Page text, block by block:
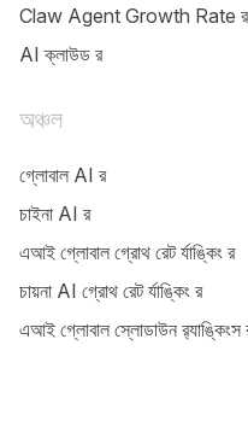
Claw Agent Growth Rate র‌‍‍‍‍‍‍‍‍‍‍‍‍‍‍‍‍‍‍‍‍‍‍‍‍‍‍‍‍‍‍‍‍‍‍‍‍‍‍‍‍‍‍‍‍‍‍‍‍‍‍‍‍‍‍‍‍‍‍‍‍‍‍‍‍‍‍‍‍‍‍‍‍‍‍‍‍‍‍‍‍‍‍‍‍‍‍‍‍‍‍‍‍‍‍‍‍‍‍‍‍‍‍‍‍‍‍‍‍‍‍‍‍‍‍‍‍‍‍‍‍‍‍‍‍‍‍‍‍‍‍‍‍‍‍‍‍‍‍‍‍‍‍‍‍‍‍‍‍‍‍‍‍‍‍‍‍‍‍‍‍‍‍‍‍‍‍‍‍‍‍‍‍‍‍‍‍‍‍‍‍‍‍‍‍‍‍‍‍‍‍‍‍‍‍‍‍‍‍‍‍‍‍‍‍‍‍‍‍‍‍‍‍‍‍‍‍‍‍‍‍‍‍‍‍‍‍‍‍‍‍‍‍‍‍‍‍‍‍‍‍‍‍‍‍‍‍‍‍‍‍‍‍‍‍‍‍‍‍‍‍‍‍‍‍‍‍‍‍‍‍‍‍‍‍‍‍‍‍‍‍‍‍‍‍‍‍‍‍‍‍‍‍‍‍‍‍‍‍‍‍‍‍‍‍‍‍‍‍‍‍‍‍‍‍‍‍‍‍‍‍‍‍‍‍‍‍‍‍‍‍‍‍‍‍‍‍‍‍‍‍‍‍‍‍‍‍‍‍‍‍‍‍‍‍‍‍‍‍‍‍‍‍‍‍‍‍‍‍‍‍‍‍‍‍‍‍‍‍‍‍‍‍‍‍‍‍‍‍‍‍‍‍‍‍‍‍‍‍‍‍‍‍‍‍‍‍‍‍‍‍‍‍‍‍‍‍‍‍‍‍‍‍‍‍‍‍‍‍‍‍‍‍‍‍‍‍‍‍‍‍‍‍‍‍‍‍‍‍‍‍‍‍‍‍‍‍‍‍‍‍‍‍‍‍‍‍‍‍‍‍‍‍‍‍‍‍‍‍‍‍‍‍‍‍‍‍‍‍‍‍‍‍‍‍‍‍‍‍‍‍‍‍‍‍‍‍‍‍‍‍‍‍‍‍‍‍‍‍‍‍‍‍‍‍‍‍‍‍‍‍‍‍‍‍‍‍‍‍‍‍‍‍‍‍‍‍‍‍‍‍‍‍‍‍‍‍‍‍‍‍‍‍‍‍‍‍‍‍‍‍‍‍‍‍‍‍‍‍‍‍‍‍‍‍‍‍‍‍‍‍‍‍‍‍‍‍‍‍‍‍‍‍‍‍‍‍‍‍‍‍‍‍‍‍‍‍‍‍‍‍‍‍‍‍‍‍‍‍‍‍‍‍‍‍‍‍‍‍‍‍‍‍‍‍‍‍‍‍‍‍‍‍‍‍‍‍‍‍‍‍‍‍‍‍‍‍‍‍‍‍‍‍‍‍‍‍‍‍‍‍‍‍‍‍‍‍‍‍‍‍‍‍‍‍‍‍‍‍‍‍‍‍‍‍‍‍‍‍‍‍‍‍‍‍‍‍‍‍‍‍‍‍‍‍‍‍‍‍‍‍‍‍‍‍‍‍‍‍‍‍‍‍‍‍‍‍‍‍‍‍‍‍‍‍‍‍‍‍‍‍‍‍‍‍‍‍‍‍‍‍‍‍‍‍‍‍‍‍‍‍‍‍‍‍‍‍‍‍‍‍‍‍‍‍‍‍‍‍‍‍‍‍‍‍‍‍‍‍‍‍‍‍‍‍‍‍‍‍‍‍‍‍‍‍‍‍‍‍‍‍‍‍‍‍‍‍‍‍‍‍‍‍‍‍‍‍‍‍‍‍‍‍‍‍‍‍‍‍‍‍‍‍‍‍‍‍‍‍‍‍‍‍‍‍‍‍‍‍‍‍‍‍‍‍‍‍‍‍‍‍‍‍‍‍‍‍‍‍‍‍‍‍‍‍‍‍‍‍‍‍‍‍‍‍‍‍‍‍‍‍‍‍‍‍‍‍‍‍‍‍‍‍‍‍‍‍‍‍‍‍‍‍‍‍‍‍‍‍‍‍‍‍‍‍‍‍‍‍‍‍‍‍‍‍‍‍‍‍‍‍‍‍‍‍‍‍‍‍‍‍‍‍‍‍‍‍‍‍‍‍‍‍‍‍‍‍‍‍‍‍‍‍‍‍‍‍‍‍‍‍‍‍‍‍‍‍‍‍‍‍‍‍‍‍‍‍‍‍‍‍‍‍‍‍‍‍‍‍‍‍‍‍‍‍‍‍‍‍‍‍‍‍‍‍‍‍‍‍‍‍‍‍‍‍‍‍‍‍‍‍‍‍‍‍‍‍‍‍‍‍‍‍‍‍‍‍‍‍‍‍‍‍‍‍‍‍‍‍‍‍‍‍‍‍‍‍‍‍‍‍‍‍‍‍‍‍‍‍‍‍‍‍‍‍‍‍‍‍‍‍‍‍‍‍‍‍‍‍‍‍‍‍‍‍‍‍‍‍‍‍‍‍‍‍‍‍‍‍‍‍‍‍‍‍‍‍‍‍‍‍‍‍‍‍‍‍‍‍‍‍‍‍‍‍‍‍‍‍‍‍‍‍‍‍‍‍‍‍‍‍‍‍‍‍‍‍‍‍‍‍‍‍‍‍‍‍‍‍‍‍‍‍‍‍‍‍‍‍‍‍‍‍‍‍‍‍‍‍‍‍‍‍‍‍‍‍‍‍‍‍‍‍‍‍‍‍‍‍‍‍‍‍‍‍‍‍‍‍‍‍‍‍‍‍‍‍‍‍‍‍‍‍‍‍‍‍‍‍‍‍‍‍‍‍‍‍‍‍‍‍‍‍‍‍‍‍‍‍‍‍‍‍‍‍‍‍‍‍‍‍‍‍‍‍‍‍‍‍‍‍‍‍‍‍‍‍‍‍‍‍‍‍‍‍‍‍‍‍‍‍‍‍‍‍‍‍‍‍‍‍‍‍‍‍‍‍‍‍‍‍‍‍‍‍‍‍‍‍‍‍‍‍‍‍‍‍‍‍‍‍‍‍‍‍‍‍‍‍‍‍‍‍‍‍‍‍‍‍‍‍‍‍‍‍‍‍‍‍‍‍‍‍‍‍‍‍‍‍‍‍‍‍‍‍‍‍‍‍‍‍‍‍‍‍‍‍‍‍‍‍‍‍‍‍‍‍‍‍‍‍‍‍‍‍‍‍‍‍‍‍‍‍‍‍‍‍‍‍‍‍‍‍‍‍‍‍‍‍‍‍‍‍‍‍‍‍‍‍‍‍‍‍‍‍‍‍‍‍‍‍‍‍‍‍‍‍‍‍‍‍‍‍‍‍‍‍‍‍‍‍‍‍‍‍‍‍‍‍‍‍‍‍‍‍‍‍‍‍‍‍‍‍‍‍‍‍‍‍‍‍‍‍‍‍‍‍‍‍‍‍‍‍‍‍‍‍‍‍‍‍‍‍‍‍‍‍‍‍‍‍‍‍‍‍‍‍‍‍‍‍‍‍‍‍‍‍‍‍‍‍‍‍‍‍‍‍‍‍‍‍‍‍‍‍‍‍‍‍‍‍‍‍‍‍‍‍‍‍‍‍‍‍‍‍‍‍‍‍‍‍‍‍‍‍‍‍‍‍‍‍‍‍‍‍‍‍‍‍‍‍‍‍‍‍‍‍‍‍‍‍‍‍‍‍‍‍‍‍‍‍‍‍‍‍‍‍‍‍‍‍‍‍‍‍‍‍‍‍‍‍‍‍‍‍‍‍‍‍‍‍‍‍‍‍‍‍‍‍‍‍‍‍‍‍‍‍‍‍‍‍‍‍‍‍‍‍‍‍‍‍‍‍‍‍‍‍‍‍‍‍‍‍‍‍‍‍‍‍‍‍‍‍‍‍‍‍‍‍‍‍‍‍‍‍‍‍‍‍‍‍‍‍‍‍‍‍‍‍‍‍‍‍‍‍‍‍‍‍‍‍‍‍‍‍‍‍‍‍‍‍‍‍‍‍‍‍‍‍‍‍‍‍‍‍‍‍‍‍‍‍‍‍‍‍‍‍‍‍‍‍‍‍‍‍‍‍‍‍‍‍‍‍‍‍‍‍‍‍‍‍‍‍‍‍‍‍‍‍‍‍‍‍‍‍‍‍‍‍‍‍‍‍‍‍‍‍‍‍‍‍‍‍‍‍‍‍‍‍‍‍‍‍‍‍‍‍‍‍‍‍‍‍‍‍‍‍‍‍‍‍‍‍‍‍‍‍‍‍‍‍‍‍‍‍‍‍‍‍‍‍‍‍‍‍‍‍‍‍‍‍‍‍‍‍‍‍‍‍‍‍‍‍‍‍‍‍‍‍‍‍‍‍‍‍‍‍‍‍‍‍‍‍‍‍‍‍‍‍
AI ক্লাউড র‌‍‍‍‍‍‍‍‍‍‍‍‍‍‍‍‍‍‍‍‍‍‍‍‍‍‍‍‍‍‍‍‍‍‍‍‍‍‍‍‍‍‍‍‍‍‍‍‍‍‍‍‍‍‍‍‍‍‍‍‍‍‍‍‍‍‍‍‍‍‍‍‍‍‍‍‍‍‍‍‍‍‍‍‍‍‍‍‍‍‍‍‍‍‍‍‍‍‍‍‍‍‍‍‍‍‍‍‍‍‍‍‍‍‍‍‍‍‍‍‍‍‍‍‍‍‍‍‍‍‍‍‍‍‍‍‍‍‍‍‍‍‍‍‍‍‍‍‍‍‍‍‍‍‍‍‍‍‍‍‍‍‍‍‍‍‍‍‍‍‍‍‍‍‍‍‍‍‍‍‍‍‍‍‍‍‍‍‍‍‍‍‍‍‍‍‍‍‍‍‍‍‍‍‍‍‍‍‍‍‍‍‍‍‍‍‍‍‍‍‍‍‍‍‍‍‍‍‍‍‍‍‍‍‍‍‍‍‍‍‍‍‍‍‍‍‍‍‍‍‍‍‍‍‍‍‍‍‍‍‍‍‍‍‍‍‍‍‍‍‍‍‍‍‍‍‍‍‍‍‍‍‍‍‍‍‍‍‍‍‍‍‍‍‍‍‍‍‍‍‍‍‍‍‍‍‍‍‍‍‍‍‍‍‍‍‍‍‍‍‍‍‍‍‍‍‍‍‍‍‍‍‍‍‍‍‍‍‍‍‍‍‍‍‍‍‍‍‍‍‍‍‍‍‍‍‍‍‍‍‍‍‍‍‍‍‍‍‍‍‍‍‍‍‍‍‍‍‍‍‍‍‍‍‍‍‍‍‍‍‍‍‍‍‍‍‍‍‍‍‍‍‍‍‍‍‍‍‍‍‍‍‍‍‍‍‍‍‍‍‍‍‍‍‍‍‍‍‍‍‍‍‍‍‍‍‍‍‍‍‍‍‍‍‍‍‍‍‍‍‍‍‍‍‍‍‍‍‍‍‍‍‍‍‍‍‍‍‍‍‍‍‍‍‍‍‍‍‍‍‍‍‍‍‍‍‍‍‍‍‍‍‍‍‍‍‍‍‍‍‍‍‍‍‍‍‍‍‍‍‍‍‍‍‍‍‍‍‍‍‍‍‍‍‍‍‍‍‍‍‍‍‍‍‍‍‍‍‍‍‍‍‍‍‍‍‍‍‍‍‍‍‍‍‍‍‍‍‍‍‍‍‍‍‍‍‍‍‍‍‍‍‍‍‍‍‍‍‍‍‍‍‍‍‍‍‍‍‍‍‍‍‍‍‍‍‍‍‍‍‍‍‍‍‍‍‍‍‍‍‍‍‍‍‍‍‍‍‍‍‍‍‍‍‍‍‍‍‍‍‍‍‍‍‍‍‍‍‍‍‍‍‍‍‍‍‍‍‍‍‍‍‍‍‍‍‍‍‍‍‍‍‍‍‍‍‍‍‍‍‍‍‍‍‍‍‍‍‍‍‍‍‍‍‍‍‍‍‍‍‍‍‍‍‍‍‍‍‍‍‍‍‍‍‍‍‍‍‍‍‍‍‍‍‍‍‍‍‍‍‍‍‍‍‍‍‍‍‍‍‍‍‍‍‍‍‍‍‍‍‍‍‍‍‍‍‍‍‍‍‍‍‍‍‍‍‍‍‍‍‍‍‍‍‍‍‍‍‍‍‍‍‍‍‍‍‍‍‍‍‍‍‍‍‍‍‍‍‍‍‍‍‍‍‍‍‍‍‍‍‍‍‍‍‍‍‍‍‍‍‍‍‍‍‍‍‍‍‍‍‍‍‍‍‍‍‍‍‍‍‍‍‍‍‍‍‍‍‍‍‍‍‍‍‍‍‍‍‍‍‍‍‍‍‍‍‍‍‍‍‍‍‍‍‍‍‍‍‍‍‍‍‍‍‍‍‍‍‍‍‍‍‍‍‍‍‍‍‍‍‍‍‍‍‍‍‍‍‍‍‍‍‍‍‍‍‍‍‍‍‍‍‍‍‍‍‍‍‍‍‍‍‍‍‍‍‍‍‍‍‍‍‍‍‍‍‍‍‍‍‍‍‍‍‍‍‍‍‍‍‍‍‍‍‍‍‍‍‍‍‍‍‍‍‍‍‍‍‍‍‍‍‍‍‍‍‍‍‍‍‍‍‍‍‍‍‍‍‍‍‍‍‍‍‍‍‍‍‍‍‍‍‍‍‍‍‍‍‍‍‍‍‍‍‍‍‍‍‍‍‍‍‍‍‍‍‍‍‍‍‍‍‍‍‍‍‍‍‍‍‍‍‍‍‍‍‍‍‍‍‍‍‍‍‍‍‍‍‍‍‍‍‍‍‍‍‍‍‍‍‍‍‍‍‍‍‍‍‍‍‍‍‍‍‍‍‍‍‍‍‍‍‍‍‍‍‍‍‍‍‍‍‍‍‍‍‍‍‍‍‍‍‍‍‍‍‍‍‍‍‍‍‍‍‍‍‍‍‍‍‍‍‍‍‍‍‍‍‍‍‍‍‍‍‍‍‍‍‍‍‍‍‍‍‍‍‍‍‍‍‍‍‍‍‍‍‍‍‍‍‍‍‍‍‍‍‍‍‍‍‍‍‍‍‍‍‍‍‍‍‍‍‍‍‍‍‍‍‍‍‍‍‍‍‍‍‍‍‍‍‍‍‍‍‍‍‍‍‍‍‍‍‍‍‍‍‍‍‍‍‍‍‍‍‍‍‍‍‍‍‍‍‍‍‍‍‍‍‍‍‍‍‍‍‍‍‍‍‍‍‍‍‍‍‍‍‍‍‍‍‍‍‍‍‍‍‍‍‍‍‍‍‍‍‍‍‍‍‍‍‍‍‍‍‍‍‍‍‍‍‍‍‍‍‍‍‍‍‍‍‍‍‍‍‍‍‍‍‍‍‍‍‍‍‍‍‍‍‍‍‍‍‍‍‍‍‍‍‍‍‍‍‍‍‍‍‍‍‍‍‍‍‍‍‍‍‍‍‍‍‍‍‍‍‍‍‍‍‍‍‍‍‍‍‍‍‍‍‍‍‍‍‍‍‍‍‍‍‍‍‍‍‍‍‍‍‍‍‍‍‍‍‍‍‍‍‍‍‍‍‍‍‍‍‍‍‍‍‍‍‍‍‍‍‍‍‍‍‍‍‍‍‍‍‍‍‍‍‍‍‍‍‍‍‍‍‍‍‍‍‍‍‍‍‍‍‍‍‍‍‍‍‍‍‍‍‍‍‍‍‍‍‍‍‍‍‍‍‍‍‍‍‍‍‍‍‍‍‍‍‍‍‍‍‍‍‍‍‍‍‍‍‍‍‍‍‍‍‍‍‍‍‍‍‍‍‍‍‍‍‍‍‍‍‍‍‍‍‍‍‍‍‍‍‍‍‍‍‍‍‍‍‍‍‍‍‍‍‍‍‍‍‍‍‍‍‍‍‍‍‍‍‍‍‍‍‍‍‍‍‍‍‍‍‍‍‍‍‍‍‍‍‍‍‍‍‍‍‍‍‍‍‍‍‍‍‍‍‍‍‍‍‍‍‍‍‍‍‍‍‍‍‍‍‍‍‍‍‍‍‍‍‍‍‍‍‍‍‍‍‍‍‍‍‍‍‍‍‍‍‍‍‍‍‍‍‍‍‍‍‍‍‍‍‍‍‍‍‍‍‍‍‍‍‍‍‍‍‍‍‍‍‍‍‍‍‍‍‍‍‍‍‍‍‍‍‍‍‍‍‍‍‍‍‍‍‍‍‍‍‍‍‍‍‍‍‍‍‍‍‍‍‍‍‍‍‍‍‍‍‍‍‍‍‍‍‍‍‍‍‍‍‍‍‍‍‍‍‍‍‍‍‍‍‍‍‍‍‍‍‍‍‍‍‍‍‍‍‍‍‍‍‍‍‍‍‍‍‍‍‍‍‍‍‍‍‍‍‍‍‍‍‍‍‍‍‍‍‍‍‍‍‍‍‍‍‍‍‍‍‍‍‍‍‍‍‍‍‍‍‍‍‍‍‍‍‍‍‍‍‍‍‍‍‍‍‍‍‍‍‍‍‍‍‍‍‍‍‍‍‍‍‍‍‍‍‍‍‍‍‍‍‍‍‍‍‍‍‍‍‍‍‍‍‍‍‍‍‍‍‍‍‍‍‍‍‍‍‍‍‍‍‍‍‍‍‍‍‍‍‍‍‍‍‍‍‍‍‍‍‍‍‍‍‍‍‍‍‍‍‍‍‍‍‍‍‍‍‍‍‍‍‍‍‍‍‍‍‍‍‍‍‍‍‍‍‍‍‍‍‍‍‍‍‍‍‍‍‍‍‍‍‍‍‍‍‍‍‍‍‍‍‍‍‍‍‍‍‍‍‍‍‍‍‍‍‍‍‍‍‍‍‍‍‍‍‍‍‍‍‍‍‍‍‍‍‍‍‍
অঞ্চল
গ্লোবাল AI র‌‍‍‍‍‍‍‍‍‍‍‍‍‍‍‍‍‍‍‍‍‍‍‍‍‍‍‍‍‍‍‍‍‍‍‍‍‍‍‍‍‍‍‍‍‍‍‍‍‍‍‍‍‍‍‍‍‍‍‍‍‍‍‍‍‍‍‍‍‍‍‍‍‍‍‍‍‍‍‍‍‍‍‍‍‍‍‍‍‍‍‍‍‍‍‍‍‍‍‍‍‍‍‍‍‍‍‍‍‍‍‍‍‍‍‍‍‍‍‍‍‍‍‍‍‍‍‍‍‍‍‍‍‍‍‍‍‍‍‍‍‍‍‍‍‍‍‍‍‍‍‍‍‍‍‍‍‍‍‍‍‍‍‍‍‍‍‍‍‍‍‍‍‍‍‍‍‍‍‍‍‍‍‍‍‍‍‍‍‍‍‍‍‍‍‍‍‍‍‍‍‍‍‍‍‍‍‍‍‍‍‍‍‍‍‍‍‍‍‍‍‍‍‍‍‍‍‍‍‍‍‍‍‍‍‍‍‍‍‍‍‍‍‍‍‍‍‍‍‍‍‍‍‍‍‍‍‍‍‍‍‍‍‍‍‍‍‍‍‍‍‍‍‍‍‍‍‍‍‍‍‍‍‍‍‍‍‍‍‍‍‍‍‍‍‍‍‍‍‍‍‍‍‍‍‍‍‍‍‍‍‍‍‍‍‍‍‍‍‍‍‍‍‍‍‍‍‍‍‍‍‍‍‍‍‍‍‍‍‍‍‍‍‍‍‍‍‍‍‍‍‍‍‍‍‍‍‍‍‍‍‍‍‍‍‍‍‍‍‍‍‍‍‍‍‍‍‍‍‍‍‍‍‍‍‍‍‍‍‍‍‍‍‍‍‍‍‍‍‍‍‍‍‍‍‍‍‍‍‍‍‍‍‍‍‍‍‍‍‍‍‍‍‍‍‍‍‍‍‍‍‍‍‍‍‍‍‍‍‍‍‍‍‍‍‍‍‍‍‍‍‍‍‍‍‍‍‍‍‍‍‍‍‍‍‍‍‍‍‍‍‍‍‍‍‍‍‍‍‍‍‍‍‍‍‍‍‍‍‍‍‍‍‍‍‍‍‍‍‍‍‍‍‍‍‍‍‍‍‍‍‍‍‍‍‍‍‍‍‍‍‍‍‍‍‍‍‍‍‍‍‍‍‍‍‍‍‍‍‍‍‍‍‍‍‍‍‍‍‍‍‍‍‍‍‍‍‍‍‍‍‍‍‍‍‍‍‍‍‍‍‍‍‍‍‍‍‍‍‍‍‍‍‍‍‍‍‍‍‍‍‍‍‍‍‍‍‍‍‍‍‍‍‍‍‍‍‍‍‍‍‍‍‍‍‍‍‍‍‍‍‍‍‍‍‍‍‍‍‍‍‍‍‍‍‍‍‍‍‍‍‍‍‍‍‍‍‍‍‍‍‍‍‍‍‍‍‍‍‍‍‍‍‍‍‍‍‍‍‍‍‍‍‍‍‍‍‍‍‍‍‍‍‍‍‍‍‍‍‍‍‍‍‍‍‍‍‍‍‍‍‍‍‍‍‍‍‍‍‍‍‍‍‍‍‍‍‍‍‍‍‍‍‍‍‍‍‍‍‍‍‍‍‍‍‍‍‍‍‍‍‍‍‍‍‍‍‍‍‍‍‍‍‍‍‍‍‍‍‍‍‍‍‍‍‍‍‍‍‍‍‍‍‍‍‍‍‍‍‍‍‍‍‍‍‍‍‍‍‍‍‍‍‍‍‍‍‍‍‍‍‍‍‍‍‍‍‍‍‍‍‍‍‍‍‍‍‍‍‍‍‍‍‍‍‍‍‍‍‍‍‍‍‍‍‍‍‍‍‍‍‍‍‍‍‍‍‍‍‍‍‍‍‍‍‍‍‍‍‍‍‍‍‍‍‍‍‍‍‍‍‍‍‍‍‍‍‍‍‍‍‍‍‍‍‍‍‍‍‍‍‍‍‍‍‍‍‍‍‍‍‍‍‍‍‍‍‍‍‍‍‍‍‍‍‍‍‍‍‍‍‍‍‍‍‍‍‍‍‍‍‍‍‍‍‍‍‍‍‍‍‍‍‍‍‍‍‍‍‍‍‍‍‍‍‍‍‍‍‍‍‍‍‍‍‍‍‍‍‍‍‍‍‍‍‍‍‍‍‍‍‍‍‍‍‍‍‍‍‍‍‍‍‍‍‍‍‍‍‍‍‍‍‍‍‍‍‍‍‍‍‍‍‍‍‍‍‍‍‍‍‍‍‍‍‍‍‍‍‍‍‍‍‍‍‍‍‍‍‍‍‍‍‍‍‍‍‍‍‍‍‍‍‍‍‍‍‍‍‍‍‍‍‍‍‍‍‍‍‍‍‍‍‍‍‍‍‍‍‍‍‍‍‍‍‍‍‍‍‍‍‍‍‍‍‍‍‍‍‍‍‍‍‍‍‍‍‍‍‍‍‍‍‍‍‍‍‍‍‍‍‍‍‍‍‍‍‍‍‍‍‍‍‍‍‍‍‍‍‍‍‍‍‍‍‍‍‍‍‍‍‍‍‍‍‍‍‍‍‍‍‍‍‍‍‍‍‍‍‍‍‍‍‍‍‍‍‍‍‍‍‍‍‍‍‍‍‍‍‍‍‍‍‍‍‍‍‍‍‍‍‍‍‍‍‍‍‍‍‍‍‍‍‍‍‍‍‍‍‍‍‍‍‍‍‍‍‍‍‍‍‍‍‍‍‍‍‍‍‍‍‍‍‍‍‍‍‍‍‍‍‍‍‍‍‍‍‍‍‍‍‍‍‍‍‍‍‍‍‍‍‍‍‍‍‍‍‍‍‍‍‍‍‍‍‍‍‍‍‍‍‍‍‍‍‍‍‍‍‍‍‍‍‍‍‍‍‍‍‍‍‍‍‍‍‍‍‍‍‍‍‍‍‍‍‍‍‍‍‍‍‍‍‍‍‍‍‍‍‍‍‍‍‍‍‍‍‍‍‍‍‍‍‍‍‍‍‍‍‍‍‍‍‍‍‍‍‍‍‍‍‍‍‍‍‍‍‍‍‍‍‍‍‍‍‍‍‍‍‍‍‍‍‍‍‍‍‍‍‍‍‍‍‍‍‍‍‍‍‍‍‍‍‍‍‍‍‍‍‍‍‍‍‍‍‍‍‍‍‍‍‍‍‍‍‍‍‍‍‍‍‍‍‍‍‍‍‍‍‍‍‍‍‍‍‍‍‍‍‍‍‍‍‍‍‍‍‍‍‍‍‍‍‍‍‍‍‍‍‍‍‍‍‍‍‍‍‍‍‍‍‍‍‍‍‍‍‍‍‍‍‍‍‍‍‍‍‍‍‍‍‍‍‍‍‍‍‍‍‍‍‍‍‍‍‍‍‍‍‍‍‍‍‍‍‍‍‍‍‍‍‍‍‍‍‍‍‍‍‍‍‍‍‍‍‍‍‍‍‍‍‍‍‍‍‍‍‍‍‍‍‍‍‍‍‍‍‍‍‍‍‍‍‍‍‍‍‍‍‍‍‍‍‍‍‍‍‍‍‍‍‍‍‍‍‍‍‍‍‍‍‍‍‍‍‍‍‍‍‍‍‍‍‍‍‍‍‍‍‍‍‍‍‍‍‍‍‍‍‍‍‍‍‍‍‍‍‍‍‍‍‍‍‍‍‍‍‍‍‍‍‍‍‍‍‍‍‍‍‍‍‍‍‍‍‍‍‍‍‍‍‍‍‍‍‍‍‍‍‍‍‍‍‍‍‍‍‍‍‍‍‍‍‍‍‍‍‍‍‍‍‍‍‍‍‍‍‍‍‍‍‍‍‍‍‍‍‍‍‍‍‍‍‍‍‍‍‍‍‍‍‍‍‍‍‍‍‍‍‍‍‍‍‍‍‍‍‍‍‍‍‍‍‍‍‍‍‍‍‍‍‍‍‍‍‍‍‍‍‍‍‍‍‍‍‍‍‍‍‍‍‍‍‍‍‍‍‍‍‍‍‍‍‍‍‍‍‍‍‍‍‍‍‍‍‍‍‍‍‍‍‍‍‍‍‍‍‍‍‍‍‍‍‍‍‍‍‍‍‍‍‍‍‍‍‍‍‍‍‍‍‍‍‍‍‍‍‍‍‍‍‍‍‍‍‍‍‍‍‍‍‍‍‍‍‍‍‍‍‍‍‍‍‍‍‍‍‍‍‍‍‍‍‍‍‍‍‍‍‍‍‍‍‍‍‍‍‍‍‍‍‍‍‍‍‍‍‍‍‍‍‍‍‍‍‍‍‍‍‍‍‍‍‍‍‍‍‍‍‍‍‍‍‍‍‍‍‍‍‍‍‍‍‍‍‍‍‍‍‍‍‍‍‍‍‍‍‍‍‍‍‍‍‍‍‍‍‍‍‍‍‍‍‍‍‍‍‍‍‍‍‍‍‍‍‍‍‍‍
চাইনা AI র‌‍‍‍‍‍‍‍‍‍‍‍‍‍‍‍‍‍‍‍‍‍‍‍‍‍‍‍‍‍‍‍‍‍‍‍‍‍‍‍‍‍‍‍‍‍‍‍‍‍‍‍‍‍‍‍‍‍‍‍‍‍‍‍‍‍‍‍‍‍‍‍‍‍‍‍‍‍‍‍‍‍‍‍‍‍‍‍‍‍‍‍‍‍‍‍‍‍‍‍‍‍‍‍‍‍‍‍‍‍‍‍‍‍‍‍‍‍‍‍‍‍‍‍‍‍‍‍‍‍‍‍‍‍‍‍‍‍‍‍‍‍‍‍‍‍‍‍‍‍‍‍‍‍‍‍‍‍‍‍‍‍‍‍‍‍‍‍‍‍‍‍‍‍‍‍‍‍‍‍‍‍‍‍‍‍‍‍‍‍‍‍‍‍‍‍‍‍‍‍‍‍‍‍‍‍‍‍‍‍‍‍‍‍‍‍‍‍‍‍‍‍‍‍‍‍‍‍‍‍‍‍‍‍‍‍‍‍‍‍‍‍‍‍‍‍‍‍‍‍‍‍‍‍‍‍‍‍‍‍‍‍‍‍‍‍‍‍‍‍‍‍‍‍‍‍‍‍‍‍‍‍‍‍‍‍‍‍‍‍‍‍‍‍‍‍‍‍‍‍‍‍‍‍‍‍‍‍‍‍‍‍‍‍‍‍‍‍‍‍‍‍‍‍‍‍‍‍‍‍‍‍‍‍‍‍‍‍‍‍‍‍‍‍‍‍‍‍‍‍‍‍‍‍‍‍‍‍‍‍‍‍‍‍‍‍‍‍‍‍‍‍‍‍‍‍‍‍‍‍‍‍‍‍‍‍‍‍‍‍‍‍‍‍‍‍‍‍‍‍‍‍‍‍‍‍‍‍‍‍‍‍‍‍‍‍‍‍‍‍‍‍‍‍‍‍‍‍‍‍‍‍‍‍‍‍‍‍‍‍‍‍‍‍‍‍‍‍‍‍‍‍‍‍‍‍‍‍‍‍‍‍‍‍‍‍‍‍‍‍‍‍‍‍‍‍‍‍‍‍‍‍‍‍‍‍‍‍‍‍‍‍‍‍‍‍‍‍‍‍‍‍‍‍‍‍‍‍‍‍‍‍‍‍‍‍‍‍‍‍‍‍‍‍‍‍‍‍‍‍‍‍‍‍‍‍‍‍‍‍‍‍‍‍‍‍‍‍‍‍‍‍‍‍‍‍‍‍‍‍‍‍‍‍‍‍‍‍‍‍‍‍‍‍‍‍‍‍‍‍‍‍‍‍‍‍‍‍‍‍‍‍‍‍‍‍‍‍‍‍‍‍‍‍‍‍‍‍‍‍‍‍‍‍‍‍‍‍‍‍‍‍‍‍‍‍‍‍‍‍‍‍‍‍‍‍‍‍‍‍‍‍‍‍‍‍‍‍‍‍‍‍‍‍‍‍‍‍‍‍‍‍‍‍‍‍‍‍‍‍‍‍‍‍‍‍‍‍‍‍‍‍‍‍‍‍‍‍‍‍‍‍‍‍‍‍‍‍‍‍‍‍‍‍‍‍‍‍‍‍‍‍‍‍‍‍‍‍‍‍‍‍‍‍‍‍‍‍‍‍‍‍‍‍‍‍‍‍‍‍‍‍‍‍‍‍‍‍‍‍‍‍‍‍‍‍‍‍‍‍‍‍‍‍‍‍‍‍‍‍‍‍‍‍‍‍‍‍‍‍‍‍‍‍‍‍‍‍‍‍‍‍‍‍‍‍‍‍‍‍‍‍‍‍‍‍‍‍‍‍‍‍‍‍‍‍‍‍‍‍‍‍‍‍‍‍‍‍‍‍‍‍‍‍‍‍‍‍‍‍‍‍‍‍‍‍‍‍‍‍‍‍‍‍‍‍‍‍‍‍‍‍‍‍‍‍‍‍‍‍‍‍‍‍‍‍‍‍‍‍‍‍‍‍‍‍‍‍‍‍‍‍‍‍‍‍‍‍‍‍‍‍‍‍‍‍‍‍‍‍‍‍‍‍‍‍‍‍‍‍‍‍‍‍‍‍‍‍‍‍‍‍‍‍‍‍‍‍‍‍‍‍‍‍‍‍‍‍‍‍‍‍‍‍‍‍‍‍‍‍‍‍‍‍‍‍‍‍‍‍‍‍‍‍‍‍‍‍‍‍‍‍‍‍‍‍‍‍‍‍‍‍‍‍‍‍‍‍‍‍‍‍‍‍‍‍‍‍‍‍‍‍‍‍‍‍‍‍‍‍‍‍‍‍‍‍‍‍‍‍‍‍‍‍‍‍‍‍‍‍‍‍‍‍‍‍‍‍‍‍‍‍‍‍‍‍‍‍‍‍‍‍‍‍‍‍‍‍‍‍‍‍‍‍‍‍‍‍‍‍‍‍‍‍‍‍‍‍‍‍‍‍‍‍‍‍‍‍‍‍‍‍‍‍‍‍‍‍‍‍‍‍‍‍‍‍‍‍‍‍‍‍‍‍‍‍‍‍‍‍‍‍‍‍‍‍‍‍‍‍‍‍‍‍‍‍‍‍‍‍‍‍‍‍‍‍‍‍‍‍‍‍‍‍‍‍‍‍‍‍‍‍‍‍‍‍‍‍‍‍‍‍‍‍‍‍‍‍‍‍‍‍‍‍‍‍‍‍‍‍‍‍‍‍‍‍‍‍‍‍‍‍‍‍‍‍‍‍‍‍‍‍‍‍‍‍‍‍‍‍‍‍‍‍‍‍‍‍‍‍‍‍‍‍‍‍‍‍‍‍‍‍‍‍‍‍‍‍‍‍‍‍‍‍‍‍‍‍‍‍‍‍‍‍‍‍‍‍‍‍‍‍‍‍‍‍‍‍‍‍‍‍‍‍‍‍‍‍‍‍‍‍‍‍‍‍‍‍‍‍‍‍‍‍‍‍‍‍‍‍‍‍‍‍‍‍‍‍‍‍‍‍‍‍‍‍‍‍‍‍‍‍‍‍‍‍‍‍‍‍‍‍‍‍‍‍‍‍‍‍‍‍‍‍‍‍‍‍‍‍‍‍‍‍‍‍‍‍‍‍‍‍‍‍‍‍‍‍‍‍‍‍‍‍‍‍‍‍‍‍‍‍‍‍‍‍‍‍‍‍‍‍‍‍‍‍‍‍‍‍‍‍‍‍‍‍‍‍‍‍‍‍‍‍‍‍‍‍‍‍‍‍‍‍‍‍‍‍‍‍‍‍‍‍‍‍‍‍‍‍‍‍‍‍‍‍‍‍‍‍‍‍‍‍‍‍‍‍‍‍‍‍‍‍‍‍‍‍‍‍‍‍‍‍‍‍‍‍‍‍‍‍‍‍‍‍‍‍‍‍‍‍‍‍‍‍‍‍‍‍‍‍‍‍‍‍‍‍‍‍‍‍‍‍‍‍‍‍‍‍‍‍‍‍‍‍‍‍‍‍‍‍‍‍‍‍‍‍‍‍‍‍‍‍‍‍‍‍‍‍‍‍‍‍‍‍‍‍‍‍‍‍‍‍‍‍‍‍‍‍‍‍‍‍‍‍‍‍‍‍‍‍‍‍‍‍‍‍‍‍‍‍‍‍‍‍‍‍‍‍‍‍‍‍‍‍‍‍‍‍‍‍‍‍‍‍‍‍‍‍‍‍‍‍‍‍‍‍‍‍‍‍‍‍‍‍‍‍‍‍‍‍‍‍‍‍‍‍‍‍‍‍‍‍‍‍‍‍‍‍‍‍‍‍‍‍‍‍‍‍‍‍‍‍‍‍‍‍‍‍‍‍‍‍‍‍‍‍‍‍‍‍‍‍‍‍‍‍‍‍‍‍‍‍‍‍‍‍‍‍‍‍‍‍‍‍‍‍‍‍‍‍‍‍‍‍‍‍‍‍‍‍‍‍‍‍‍‍‍‍‍‍‍‍‍‍‍‍‍‍‍‍‍‍‍‍‍‍‍‍‍‍‍‍‍‍‍‍‍‍‍‍‍‍‍‍‍‍‍‍‍‍‍‍‍‍‍‍‍‍‍‍‍‍‍‍‍‍‍‍‍‍‍‍‍‍‍‍‍‍‍‍‍‍‍‍‍‍‍‍‍‍‍‍‍‍‍‍‍‍‍‍‍‍‍‍‍‍‍‍‍‍‍‍‍‍‍‍‍‍‍‍‍‍‍‍‍‍‍‍‍‍‍‍‍‍‍‍‍‍‍‍‍‍‍‍‍‍‍‍‍‍‍‍‍‍‍‍‍‍‍‍‍‍‍‍‍‍‍‍‍‍‍‍‍‍‍‍‍‍‍‍‍‍‍‍‍‍‍‍‍‍‍‍‍‍‍‍‍‍‍‍‍‍‍‍‍‍‍‍‍‍‍‍‍‍‍‍‍‍‍‍‍‍‍‍‍‍‍‍‍‍‍‍‍‍‍‍‍‍‍‍‍‍‍‍‍‍‍
এআই গ্লোবাল গ্রোথ রেট র্যাঙ্কিং র‌‍‍‍‍‍‍‍‍‍‍‍‍‍‍‍‍‍‍‍‍‍‍‍‍‍‍‍‍‍‍‍‍‍‍‍‍‍‍‍‍‍‍‍‍‍‍‍‍‍‍‍‍‍‍‍‍‍‍‍‍‍‍‍‍‍‍‍‍‍‍‍‍‍‍‍‍‍‍‍‍‍‍‍‍‍‍‍‍‍‍‍‍‍‍‍‍‍‍‍‍‍‍‍‍‍‍‍‍‍‍‍‍‍‍‍‍‍‍‍‍‍‍‍‍‍‍‍‍‍‍‍‍‍‍‍‍‍‍‍‍‍‍‍‍‍‍‍‍‍‍‍‍‍‍‍‍‍‍‍‍‍‍‍‍‍‍‍‍‍‍‍‍‍‍‍‍‍‍‍‍‍‍‍‍‍‍‍‍‍‍‍‍‍‍‍‍‍‍‍‍‍‍‍‍‍‍‍‍‍‍‍‍‍‍‍‍‍‍‍‍‍‍‍‍‍‍‍‍‍‍‍‍‍‍‍‍‍‍‍‍‍‍‍‍‍‍‍‍‍‍‍‍‍‍‍‍‍‍‍‍‍‍‍‍‍‍‍‍‍‍‍‍‍‍‍‍‍‍‍‍‍‍‍‍‍‍‍‍‍‍‍‍‍‍‍‍‍‍‍‍‍‍‍‍‍‍‍‍‍‍‍‍‍‍‍‍‍‍‍‍‍‍‍‍‍‍‍‍‍‍‍‍‍‍‍‍‍‍‍‍‍‍‍‍‍‍‍‍‍‍‍‍‍‍‍‍‍‍‍‍‍‍‍‍‍‍‍‍‍‍‍‍‍‍‍‍‍‍‍‍‍‍‍‍‍‍‍‍‍‍‍‍‍‍‍‍‍‍‍‍‍‍‍‍‍‍‍‍‍‍‍‍‍‍‍‍‍‍‍‍‍‍‍‍‍‍‍‍‍‍‍‍‍‍‍‍‍‍‍‍‍‍‍‍‍‍‍‍‍‍‍‍‍‍‍‍‍‍‍‍‍‍‍‍‍‍‍‍‍‍‍‍‍‍‍‍‍‍‍‍‍‍‍‍‍‍‍‍‍‍‍‍‍‍‍‍‍‍‍‍‍‍‍‍‍‍‍‍‍‍‍‍‍‍‍‍‍‍‍‍‍‍‍‍‍‍‍‍‍‍‍‍‍‍‍‍‍‍‍‍‍‍‍‍‍‍‍‍‍‍‍‍‍‍‍‍‍‍‍‍‍‍‍‍‍‍‍‍‍‍‍‍‍‍‍‍‍‍‍‍‍‍‍‍‍‍‍‍‍‍‍‍‍‍‍‍‍‍‍‍‍‍‍‍‍‍‍‍‍‍‍‍‍‍‍‍‍‍‍‍‍‍‍‍‍‍‍‍‍‍‍‍‍‍‍‍‍‍‍‍‍‍‍‍‍‍‍‍‍‍‍‍‍‍‍‍‍‍‍‍‍‍‍‍‍‍‍‍‍‍‍‍‍‍‍‍‍‍‍‍‍‍‍‍‍‍‍‍‍‍‍‍‍‍‍‍‍‍‍‍‍‍‍‍‍‍‍‍‍‍‍‍‍‍‍‍‍‍‍‍‍‍‍‍‍‍‍‍‍‍‍‍‍‍‍‍‍‍‍‍‍‍‍‍‍‍‍‍‍‍‍‍‍‍‍‍‍‍‍‍‍‍‍‍‍‍‍‍‍‍‍‍‍‍‍‍‍‍‍‍‍‍‍‍‍‍‍‍‍‍‍‍‍‍‍‍‍‍‍‍‍‍‍‍‍‍‍‍‍‍‍‍‍‍‍‍‍‍‍‍‍‍‍‍‍‍‍‍‍‍‍‍‍‍‍‍‍‍‍‍‍‍‍‍‍‍‍‍‍‍‍‍‍‍‍‍‍‍‍‍‍‍‍‍‍‍‍‍‍‍‍‍‍‍‍‍‍‍‍‍‍‍‍‍‍‍‍‍‍‍‍‍‍‍‍‍‍‍‍‍‍‍‍‍‍‍‍‍‍‍‍‍‍‍‍‍‍‍‍‍‍‍‍‍‍‍‍‍‍‍‍‍‍‍‍‍‍‍‍‍‍‍‍‍‍‍‍‍‍‍‍‍‍‍‍‍‍‍‍‍‍‍‍‍‍‍‍‍‍‍‍‍‍‍‍‍‍‍‍‍‍‍‍‍‍‍‍‍‍‍‍‍‍‍‍‍‍‍‍‍‍‍‍‍‍‍‍‍‍‍‍‍‍‍‍‍‍‍‍‍‍‍‍‍‍‍‍‍‍‍‍‍‍‍‍‍‍‍‍‍‍‍‍‍‍‍‍‍‍‍‍‍‍‍‍‍‍‍‍‍‍‍‍‍‍‍‍‍‍‍‍‍‍‍‍‍‍‍‍‍‍‍‍‍‍‍‍‍‍‍‍‍‍‍‍‍‍‍‍‍‍‍‍‍‍‍‍‍‍‍‍‍‍‍‍‍‍‍‍‍‍‍‍‍‍‍‍‍‍‍‍‍‍‍‍‍‍‍‍‍‍‍‍‍‍‍‍‍‍‍‍‍‍‍‍‍‍‍‍‍‍‍‍‍‍‍‍‍‍‍‍‍‍‍‍‍‍‍‍‍‍‍‍‍‍‍‍‍‍‍‍‍‍‍‍‍‍‍‍‍‍‍‍‍‍‍‍‍‍‍‍‍‍‍‍‍‍‍‍‍‍‍‍‍‍‍‍‍‍‍‍‍‍‍‍‍‍‍‍‍‍‍‍‍‍‍‍‍‍‍‍‍‍‍‍‍‍‍‍‍‍‍‍‍‍‍‍‍‍‍‍‍‍‍‍‍‍‍‍‍‍‍‍‍‍‍‍‍‍‍‍‍‍‍‍‍‍‍‍‍‍‍‍‍‍‍‍‍‍‍‍‍‍‍‍‍‍‍‍‍‍‍‍‍‍‍‍‍‍‍‍‍‍‍‍‍‍‍‍‍‍‍‍‍‍‍‍‍‍‍‍‍‍‍‍‍‍‍‍‍‍‍‍‍‍‍‍‍‍‍‍‍‍‍‍‍‍‍‍‍‍‍‍‍‍‍‍‍‍‍‍‍‍‍‍‍‍‍‍‍‍‍‍‍‍‍‍‍‍‍‍‍‍‍‍‍‍‍‍‍‍‍‍‍‍‍‍‍‍‍‍‍‍‍‍‍‍‍‍‍‍‍‍‍‍‍‍‍‍‍‍‍‍‍‍‍‍‍‍‍‍‍‍‍‍‍‍‍‍‍‍‍‍‍‍‍‍‍‍‍‍‍‍‍‍‍‍‍‍‍‍‍‍‍‍‍‍‍‍‍‍‍‍‍‍‍‍‍‍‍‍‍‍‍‍‍‍‍‍‍‍‍‍‍‍‍‍‍‍‍‍‍‍‍‍‍‍‍‍‍‍‍‍‍‍‍‍‍‍‍‍‍‍‍‍‍‍‍‍‍‍‍‍‍‍‍‍‍‍‍‍‍‍‍‍‍‍‍‍‍‍‍‍‍‍‍‍‍‍‍‍‍‍‍‍‍‍‍‍‍‍‍‍‍‍‍‍‍‍‍‍‍‍‍‍‍‍‍‍‍‍‍‍‍‍‍‍‍‍‍‍‍‍‍‍‍‍‍‍‍‍‍‍‍‍‍‍‍‍‍‍‍‍‍‍‍‍‍‍‍‍‍‍‍‍‍‍‍‍‍‍‍‍‍‍‍‍‍‍‍‍‍‍‍‍‍‍‍‍‍‍‍‍‍‍‍‍‍‍‍‍‍‍‍‍‍‍‍‍‍‍‍‍‍‍‍‍‍‍‍‍‍‍‍‍‍‍‍‍‍‍‍‍‍‍‍‍‍‍‍‍‍‍‍‍‍‍‍‍‍‍‍‍‍‍‍‍‍‍‍‍‍‍‍‍‍‍‍‍‍‍‍‍‍‍‍‍‍‍‍‍‍‍‍‍‍‍‍‍‍‍‍‍‍‍‍‍‍‍‍‍‍‍‍‍‍‍‍‍‍‍‍‍‍‍‍‍‍‍‍‍‍‍‍‍‍‍‍‍‍‍‍‍‍‍‍‍‍‍‍‍‍‍‍‍‍‍‍‍‍‍‍‍‍‍‍‍‍‍‍‍‍‍‍‍‍‍‍‍‍‍‍‍‍‍‍‍‍‍‍‍‍‍‍‍‍‍‍‍‍‍‍‍‍‍‍‍‍‍‍‍‍‍‍‍‍‍‍‍‍‍‍‍‍‍‍‍‍‍‍‍‍‍‍‍‍‍‍‍‍‍‍‍‍‍‍‍‍‍‍‍‍‍‍‍‍‍‍‍‍‍‍‍‍‍‍‍‍‍‍‍‍‍‍‍‍‍‍‍‍‍‍‍‍‍‍‍‍‍‍‍‍‍‍‍‍‍‍‍‍‍‍‍‍‍‍‍‍
চায়না AI গ্রোথ রেট র্যাঙ্কিং র‌‍‍‍‍‍‍‍‍‍‍‍‍‍‍‍‍‍‍‍‍‍‍‍‍‍‍‍‍‍‍‍‍‍‍‍‍‍‍‍‍‍‍‍‍‍‍‍‍‍‍‍‍‍‍‍‍‍‍‍‍‍‍‍‍‍‍‍‍‍‍‍‍‍‍‍‍‍‍‍‍‍‍‍‍‍‍‍‍‍‍‍‍‍‍‍‍‍‍‍‍‍‍‍‍‍‍‍‍‍‍‍‍‍‍‍‍‍‍‍‍‍‍‍‍‍‍‍‍‍‍‍‍‍‍‍‍‍‍‍‍‍‍‍‍‍‍‍‍‍‍‍‍‍‍‍‍‍‍‍‍‍‍‍‍‍‍‍‍‍‍‍‍‍‍‍‍‍‍‍‍‍‍‍‍‍‍‍‍‍‍‍‍‍‍‍‍‍‍‍‍‍‍‍‍‍‍‍‍‍‍‍‍‍‍‍‍‍‍‍‍‍‍‍‍‍‍‍‍‍‍‍‍‍‍‍‍‍‍‍‍‍‍‍‍‍‍‍‍‍‍‍‍‍‍‍‍‍‍‍‍‍‍‍‍‍‍‍‍‍‍‍‍‍‍‍‍‍‍‍‍‍‍‍‍‍‍‍‍‍‍‍‍‍‍‍‍‍‍‍‍‍‍‍‍‍‍‍‍‍‍‍‍‍‍‍‍‍‍‍‍‍‍‍‍‍‍‍‍‍‍‍‍‍‍‍‍‍‍‍‍‍‍‍‍‍‍‍‍‍‍‍‍‍‍‍‍‍‍‍‍‍‍‍‍‍‍‍‍‍‍‍‍‍‍‍‍‍‍‍‍‍‍‍‍‍‍‍‍‍‍‍‍‍‍‍‍‍‍‍‍‍‍‍‍‍‍‍‍‍‍‍‍‍‍‍‍‍‍‍‍‍‍‍‍‍‍‍‍‍‍‍‍‍‍‍‍‍‍‍‍‍‍‍‍‍‍‍‍‍‍‍‍‍‍‍‍‍‍‍‍‍‍‍‍‍‍‍‍‍‍‍‍‍‍‍‍‍‍‍‍‍‍‍‍‍‍‍‍‍‍‍‍‍‍‍‍‍‍‍‍‍‍‍‍‍‍‍‍‍‍‍‍‍‍‍‍‍‍‍‍‍‍‍‍‍‍‍‍‍‍‍‍‍‍‍‍‍‍‍‍‍‍‍‍‍‍‍‍‍‍‍‍‍‍‍‍‍‍‍‍‍‍‍‍‍‍‍‍‍‍‍‍‍‍‍‍‍‍‍‍‍‍‍‍‍‍‍‍‍‍‍‍‍‍‍‍‍‍‍‍‍‍‍‍‍‍‍‍‍‍‍‍‍‍‍‍‍‍‍‍‍‍‍‍‍‍‍‍‍‍‍‍‍‍‍‍‍‍‍‍‍‍‍‍‍‍‍‍‍‍‍‍‍‍‍‍‍‍‍‍‍‍‍‍‍‍‍‍‍‍‍‍‍‍‍‍‍‍‍‍‍‍‍‍‍‍‍‍‍‍‍‍‍‍‍‍‍‍‍‍‍‍‍‍‍‍‍‍‍‍‍‍‍‍‍‍‍‍‍‍‍‍‍‍‍‍‍‍‍‍‍‍‍‍‍‍‍‍‍‍‍‍‍‍‍‍‍‍‍‍‍‍‍‍‍‍‍‍‍‍‍‍‍‍‍‍‍‍‍‍‍‍‍‍‍‍‍‍‍‍‍‍‍‍‍‍‍‍‍‍‍‍‍‍‍‍‍‍‍‍‍‍‍‍‍‍‍‍‍‍‍‍‍‍‍‍‍‍‍‍‍‍‍‍‍‍‍‍‍‍‍‍‍‍‍‍‍‍‍‍‍‍‍‍‍‍‍‍‍‍‍‍‍‍‍‍‍‍‍‍‍‍‍‍‍‍‍‍‍‍‍‍‍‍‍‍‍‍‍‍‍‍‍‍‍‍‍‍‍‍‍‍‍‍‍‍‍‍‍‍‍‍‍‍‍‍‍‍‍‍‍‍‍‍‍‍‍‍‍‍‍‍‍‍‍‍‍‍‍‍‍‍‍‍‍‍‍‍‍‍‍‍‍‍‍‍‍‍‍‍‍‍‍‍‍‍‍‍‍‍‍‍‍‍‍‍‍‍‍‍‍‍‍‍‍‍‍‍‍‍‍‍‍‍‍‍‍‍‍‍‍‍‍‍‍‍‍‍‍‍‍‍‍‍‍‍‍‍‍‍‍‍‍‍‍‍‍‍‍‍‍‍‍‍‍‍‍‍‍‍‍‍‍‍‍‍‍‍‍‍‍‍‍‍‍‍‍‍‍‍‍‍‍‍‍‍‍‍‍‍‍‍‍‍‍‍‍‍‍‍‍‍‍‍‍‍‍‍‍‍‍‍‍‍‍‍‍‍‍‍‍‍‍‍‍‍‍‍‍‍‍‍‍‍‍‍‍‍‍‍‍‍‍‍‍‍‍‍‍‍‍‍‍‍‍‍‍‍‍‍‍‍‍‍‍‍‍‍‍‍‍‍‍‍‍‍‍‍‍‍‍‍‍‍‍‍‍‍‍‍‍‍‍‍‍‍‍‍‍‍‍‍‍‍‍‍‍‍‍‍‍‍‍‍‍‍‍‍‍‍‍‍‍‍‍‍‍‍‍‍‍‍‍‍‍‍‍‍‍‍‍‍‍‍‍‍‍‍‍‍‍‍‍‍‍‍‍‍‍‍‍‍‍‍‍‍‍‍‍‍‍‍‍‍‍‍‍‍‍‍‍‍‍‍‍‍‍‍‍‍‍‍‍‍‍‍‍‍‍‍‍‍‍‍‍‍‍‍‍‍‍‍‍‍‍‍‍‍‍‍‍‍‍‍‍‍‍‍‍‍‍‍‍‍‍‍‍‍‍‍‍‍‍‍‍‍‍‍‍‍‍‍‍‍‍‍‍‍‍‍‍‍‍‍‍‍‍‍‍‍‍‍‍‍‍‍‍‍‍‍‍‍‍‍‍‍‍‍‍‍‍‍‍‍‍‍‍‍‍‍‍‍‍‍‍‍‍‍‍‍‍‍‍‍‍‍‍‍‍‍‍‍‍‍‍‍‍‍‍‍‍‍‍‍‍‍‍‍‍‍‍‍‍‍‍‍‍‍‍‍‍‍‍‍‍‍‍‍‍‍‍‍‍‍‍‍‍‍‍‍‍‍‍‍‍‍‍‍‍‍‍‍‍‍‍‍‍‍‍‍‍‍‍‍‍‍‍‍‍‍‍‍‍‍‍‍‍‍‍‍‍‍‍‍‍‍‍‍‍‍‍‍‍‍‍‍‍‍‍‍‍‍‍‍‍‍‍‍‍‍‍‍‍‍‍‍‍‍‍‍‍‍‍‍‍‍‍‍‍‍‍‍‍‍‍‍‍‍‍‍‍‍‍‍‍‍‍‍‍‍‍‍‍‍‍‍‍‍‍‍‍‍‍‍‍‍‍‍‍‍‍‍‍‍‍‍‍‍‍‍‍‍‍‍‍‍‍‍‍‍‍‍‍‍‍‍‍‍‍‍‍‍‍‍‍‍‍‍‍‍‍‍‍‍‍‍‍‍‍‍‍‍‍‍‍‍‍‍‍‍‍‍‍‍‍‍‍‍‍‍‍‍‍‍‍‍‍‍‍‍‍‍‍‍‍‍‍‍‍‍‍‍‍‍‍‍‍‍‍‍‍‍‍‍‍‍‍‍‍‍‍‍‍‍‍‍‍‍‍‍‍‍‍‍‍‍‍‍‍‍‍‍‍‍‍‍‍‍‍‍‍‍‍‍‍‍‍‍‍‍‍‍‍‍‍‍‍‍‍‍‍‍‍‍‍‍‍‍‍‍‍‍‍‍‍‍‍‍‍‍‍‍‍‍‍‍‍‍‍‍‍‍‍‍‍‍‍‍‍‍‍‍‍‍‍‍‍‍‍‍‍‍‍‍‍‍‍‍‍‍‍‍‍‍‍‍‍‍‍‍‍‍‍‍‍‍‍‍‍‍‍‍‍‍‍‍‍‍‍‍‍‍‍‍‍‍‍‍‍‍‍‍‍‍‍‍‍‍‍‍‍‍‍‍‍‍‍‍‍‍‍‍‍‍‍‍‍‍‍‍‍‍‍‍‍‍‍‍‍‍‍‍‍‍‍‍‍‍‍‍‍‍‍‍‍‍‍‍‍‍‍‍‍‍‍‍‍‍‍‍‍‍‍‍‍‍‍‍‍‍‍‍‍‍‍‍‍‍‍‍‍‍‍‍‍‍‍‍‍‍‍‍‍‍‍‍‍‍‍‍‍‍‍‍‍‍‍‍‍‍‍‍‍‍‍‍‍‍‍‍‍‍‍‍‍‍‍‍‍‍‍‍‍‍‍‍‍‍‍‍‍‍‍‍‍‍‍‍‍‍‍‍‍‍‍‍‍‍
এআই গ্লোবাল স্লোডাউন র‍্যাঙ্কিংস